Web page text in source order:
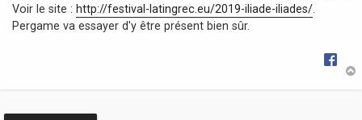
Voir le site : http://festival-latingrec.eu/2019-iliade-iliades/
Pergame va essayer d'y être présent bien sûr.